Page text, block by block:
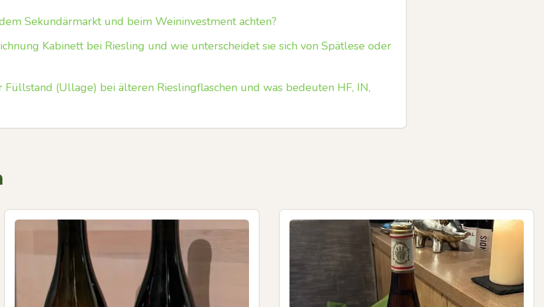
Sekundärmarkt und beim Weininvestment achten?
Kabinett bei Riesling und wie unterscheidet sie sich von Spätlese oder
(Ullage) bei älteren Rieslingflaschen und was bedeuten HF, IN,